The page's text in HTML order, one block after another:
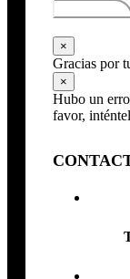
Subscribirse
×
Gracias por
×
Hubo un
favor,